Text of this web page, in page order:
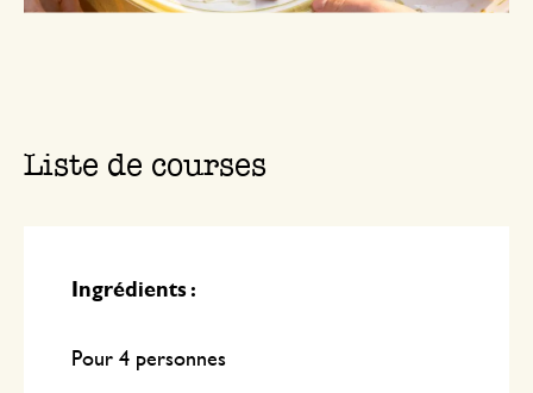
Liste de courses
Ingrédients :
Pour 4 personnes